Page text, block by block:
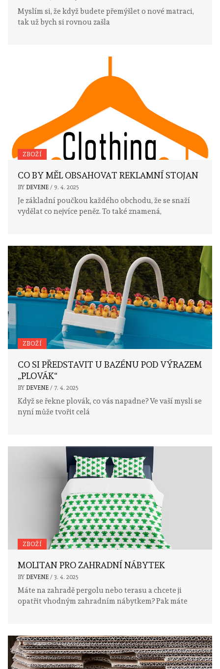
Myslím si, že když budete přemýšlet o nové matraci,
tak už bych si rovnou zašla
ZBOŽÍ
CO BY MĚL OBSAHOVAT REKLAMNÍ STOJAN
BY DEVENE / 9. 4. 2025
Je základní poučkou každého obchodu, že se snaží
vydělat co nejvíce peněz. To také znamená,
ZBOŽÍ
CO SI PŘEDSTAVIT U BAZÉNU POD VÝRAZEM
„PLOVÁK“
BY DEVENE / 7. 4. 2025
Když se řekne plovák, co vás napadne? Ve vaší mysli se
nyní může tvořit celá
ZBOŽÍ
MOLITAN PRO ZAHRADNÍ NÁBYTEK
BY DEVENE / 3. 4. 2025
Máte na zahradě pergolu nebo terasu a chcete ji
opatřit vhodným zahradním nábytkem? Pak máte